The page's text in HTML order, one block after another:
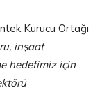
Kurucu Ortağı
inşaat
hedefimiz için